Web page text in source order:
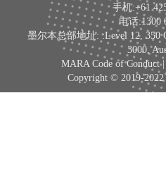
手机:+61
电话:1300
墨尔本总部地址: :Level 12, 350
3000,
MARA Code of Conduct
Copyright © 2019-2022